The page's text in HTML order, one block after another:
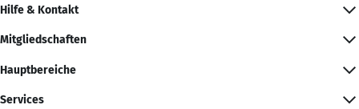
Hilfe & Kontakt
Mitgliedschaften
Hauptbereiche
Services